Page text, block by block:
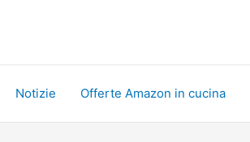
Notizie Offerte Amazon in cucina